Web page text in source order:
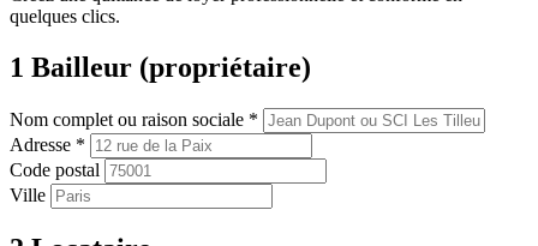
quelques clics.
1 Bailleur (propriétaire)
Nom complet ou raison sociale *
Adresse *
Code postal
Ville